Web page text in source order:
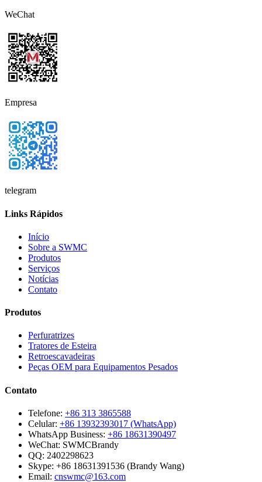
WeChat
Empresa
telegram
Links Rápidos
Início
Sobre a SWMC
Produtos
Serviços
Notícias
Contato
Produtos
Perfuratrizes
Tratores de Esteira
Retroescavadeiras
Peças OEM para Equipamentos Pesados
Contato
Telefone: +86 313 3865588
Celular: +86 13932393017 (WhatsApp)
WhatsApp Business: +86 18631390497
WeChat: SWMCBrandy
QQ: 2402298623
Skype: +86 18631391536 (Brandy Wang)
Email: cnswmc@163.com